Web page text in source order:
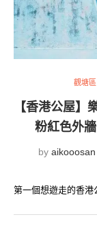
觀塘區
【香港公屋】
粉紅色外
by aikooosan
第一個想遊走的香港